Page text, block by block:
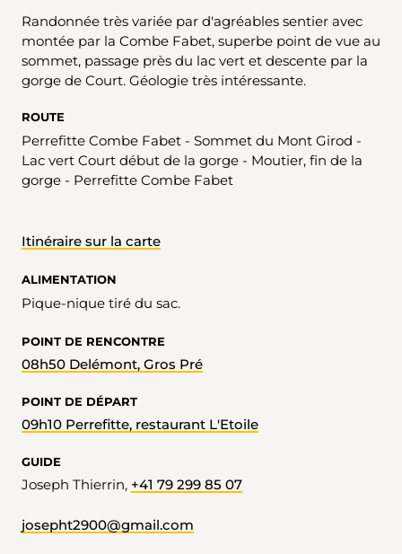
Randonnée très variée par d'agréables sentier avec
montée par la Combe Fabet, superbe point de vue au
sommet, passage près du lac vert et descente par la
gorge de Court. Géologie très intéressante.
ROUTE
Perrefitte Combe Fabet - Sommet du Mont Girod -
Lac vert Court début de la gorge - Moutier, fin de la
gorge - Perrefitte Combe Fabet
Itinéraire sur la carte
ALIMENTATION
Pique-nique tiré du sac.
POINT DE RENCONTRE
08h50 Delémont, Gros Pré
POINT DE DÉPART
09h10 Perrefitte, restaurant L'Etoile
GUIDE
Joseph Thierrin, +41 79 299 85 07
josepht2900@gmail.com